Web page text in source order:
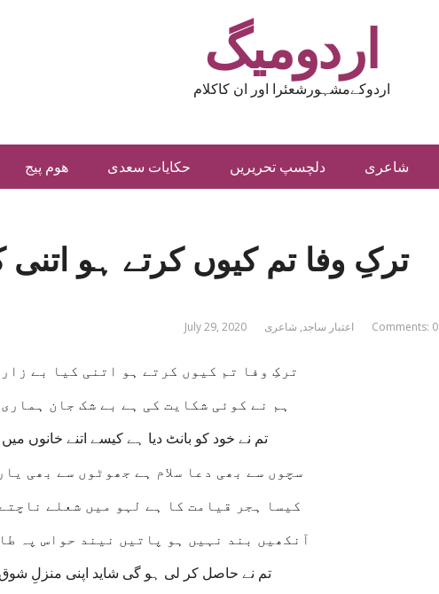
اردومیگ
اردوکےمشہورشعئرا اور ان کاکلام
ھوم پیج حکایات سعدی دلچسپ تحریریں شاعری
ترکِ وفا تم کیوں کرتے ہو اتنی
July 29, 2020 اعتبار ساجد, شاعری Comments: 0
ترکِ وفا تم کیوں کرتے ہو اتنی کیا بے
ہم نے کوئی شکایت کی ہے بے شک جان
تم نے خود کو بانٹ دیا ہے کیسے اتنے خانوں میں
سچوں سے بھی دعا سلام ہے جھوٹوں سے بھی
کیسا ہجر قیامت کا ہے لہو میں شعلے
آنکھیں بند نہیں ہو پاتیں نیند حواس پہ
تم نے حاصل کر لی ہو گی شاید اپنی منزلِ